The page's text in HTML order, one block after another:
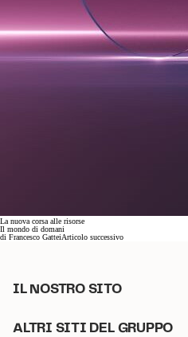
La nuova corsa alle risorse
Il mondo di domani
di Francesco GatteiArticolo successivo
IL NOSTRO SITO
ALTRI SITI DEL GRUPPO